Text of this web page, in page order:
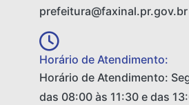
prefeitura@faxinal.pr.gov.br
Horário de Atendimento:
Horário de Atendimento:
das 08:00 às 11:30 e das